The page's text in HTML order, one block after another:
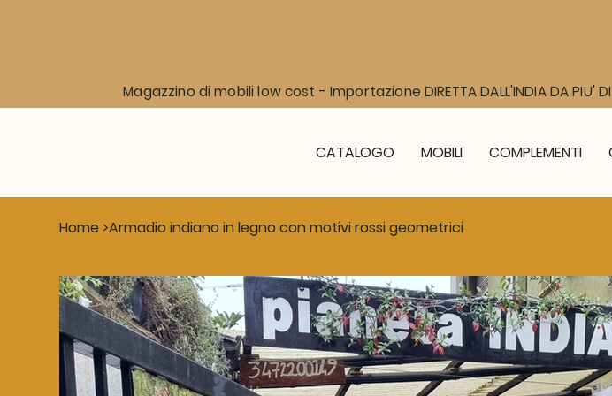
CATALOGO MOBILI COMPLEMENTI
Home >Armadio indiano in legno con motivi rossi geometrici
Magazzino di mobili low cost - Importazione DIRETTA DALL'INDIA DA PIU' DI